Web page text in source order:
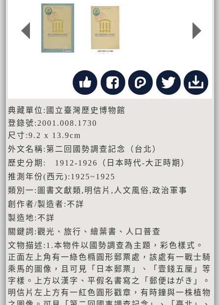
典藏單位:國立臺灣歷史博物館
登錄號:2001.008.1730
尺寸:9.2 x 13.9cm
外文名稱:第二回國勢調查記念（台北）
歷史分期: 1912-1926（日本時代-大正時期）
推測年份(西元):1925~1925
類別一:圖書文獻類,明信片,人文風俗,政治軍事
創作者/製造者:不詳
製造地:不詳
關鍵詞:觀光、旅行、繪葉書、人口普查
文物描述:1.本物件以國勢調查為主題，彩色樣式。
正面左上角有一綠色橢圓形郵票處，該處有一戰士騎
乘馬的圖像，且可見「日本郵票」、「壹錢五厘」等
字樣。上方以漢字、平假名書寫之「郵便はがき」。
明信片左上方有一紅色圓形戳章，有時鐘與一株植物